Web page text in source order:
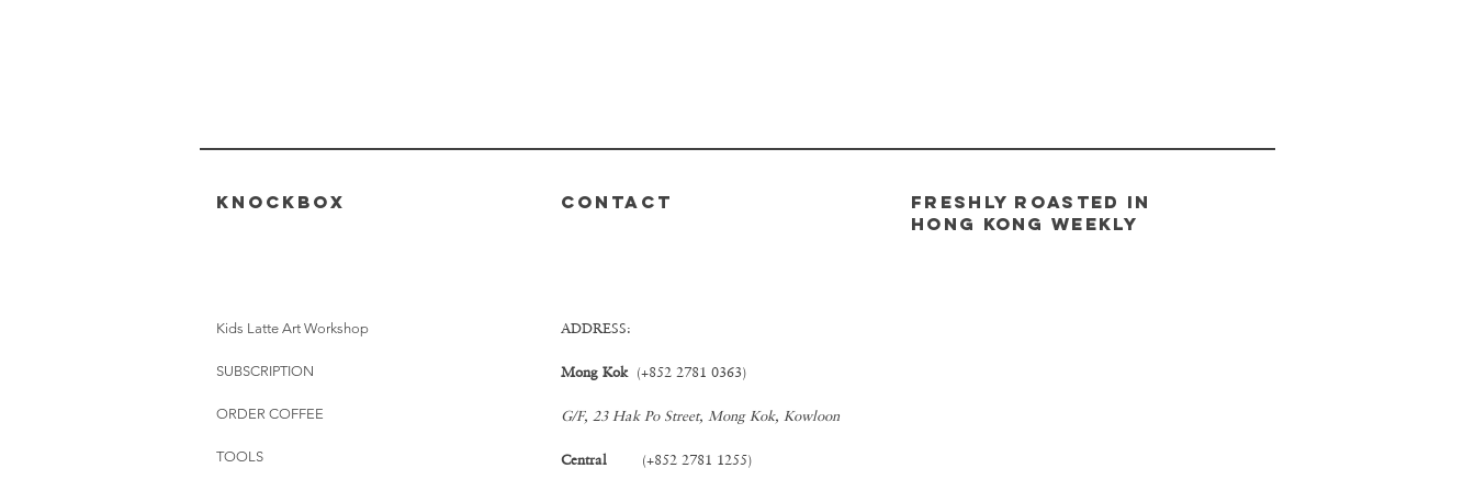
KNOCKBOX
Kids Latte Art Workshop
SUBSCRIPTION
ORDER COFFEE
TOOLS
CONTACT
FRESHLY ROASTED IN
Hong KongweeklY
ADDRESS:
Mong Kok (+852 2781 0363)
G/F, 23 Hak Po Street, Mong Kok, Kowloon
Central (+852 2781 1255)